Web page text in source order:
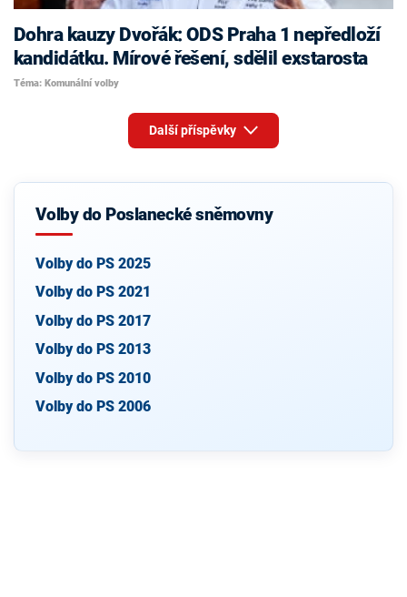
Dohra kauzy Dvořák: ODS Praha 1 nepředloží
kandidátku. Mírové řešení, sdělil exstarosta
Téma: Komunální volby
Další příspěvky
Volby do Poslanecké sněmovny
Volby do PS 2025
Volby do PS 2021
Volby do PS 2017
Volby do PS 2013
Volby do PS 2010
Volby do PS 2006